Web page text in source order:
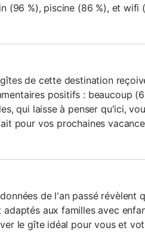
(96 %), piscine (86 %), et wifi
de cette destination
positifs : beaucoup
qui laisse à penser qu'ici,
pour vos prochaines
de l'an passé révèlent
adaptés aux familles avec
le gîte idéal pour vous et